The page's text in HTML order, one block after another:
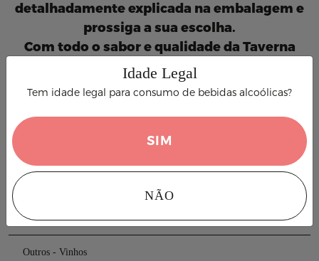
Idade Legal
Tem idade legal para consumo de bebidas alcoólicas?
SIM
NÃO
detalhadamente explicada na embalagem e
prossiga a sua escolha.
Com todo o sabor e qualidade da Taverna
Mata Bicho.
Garrafeira Premium
Outros - Vinhos